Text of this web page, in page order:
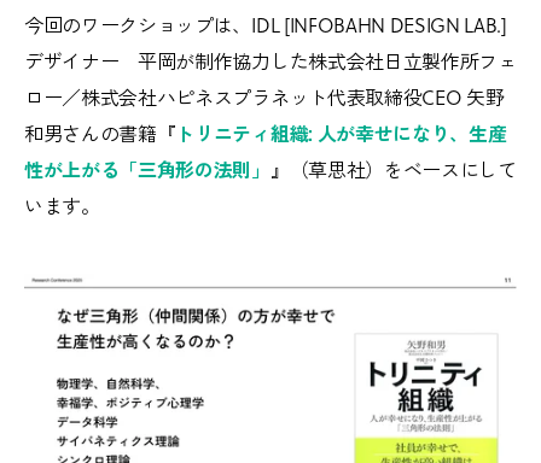
今回のワークショップは、IDL [INFOBAHN DESIGN LAB.]
デザイナー 平岡が制作協力した株式会社日立製作所フェ
ロー／株式会社ハピネスプラネット代表取締役CEO 矢野
和男さんの書籍『 トリニティ組織: 人が幸せになり、生産
性が上がる「三角形の法則」
』（草思社）をベースにして
います。